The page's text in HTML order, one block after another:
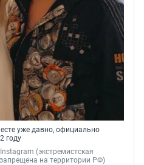
уже давно, официально
году
(экстремистская
на территории РФ)